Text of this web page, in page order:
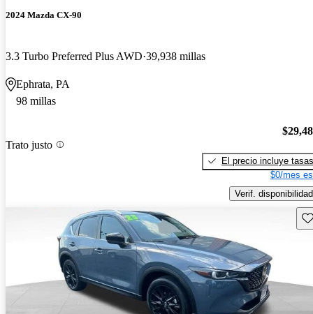
2024 Mazda CX-90
3.3 Turbo Preferred Plus AWD 39,938 millas
Ephrata, PA
98 millas
Trato justo
El precio incluye tasas
$0/mes
Verif. disponibilidad